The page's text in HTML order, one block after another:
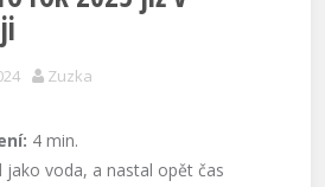
Zuzka
4 min.
jako voda, a nastal opět čas